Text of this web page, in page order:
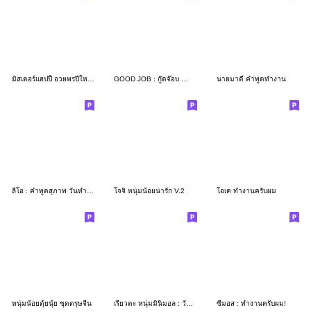
นายมาดี คำพูดทำงาน
ลีโอ : คำพูดสุภาพ วันทำงาน โจจิ หนุ่มน้อยน่ารัก V.2 โอเค ทำงานครับผม
หนุ่มน้อยตุ้ยนุ้ย ชุดตรุษจีน ซีมอส : ทำงานครับผม!